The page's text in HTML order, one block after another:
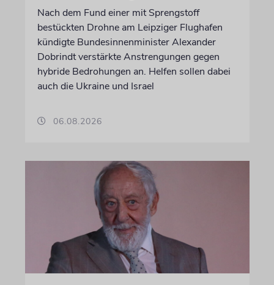
Nach dem Fund einer mit Sprengstoff
bestückten Drohne am Leipziger Flughafen
kündigte Bundesinnenminister Alexander
Dobrindt verstärkte Anstrengungen gegen
hybride Bedrohungen an. Helfen sollen dabei
auch die Ukraine und Israel
06.08.2026